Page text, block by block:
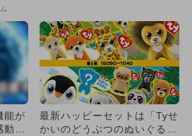
能が
の
最新ハッピーセットは「Tyせ
かいのどうぶつのぬいぐる